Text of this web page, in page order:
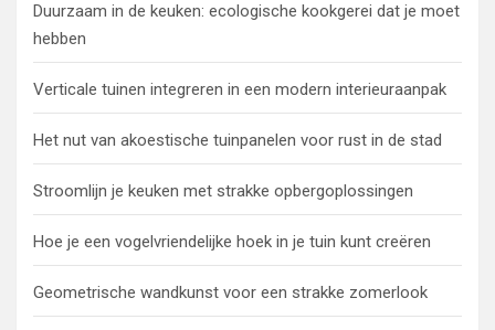
Duurzaam in de keuken: ecologische kookgerei dat je moet
hebben
Verticale tuinen integreren in een modern interieuraanpak
Het nut van akoestische tuinpanelen voor rust in de stad
Stroomlijn je keuken met strakke opbergoplossingen
Hoe je een vogelvriendelijke hoek in je tuin kunt creëren
Geometrische wandkunst voor een strakke zomerlook